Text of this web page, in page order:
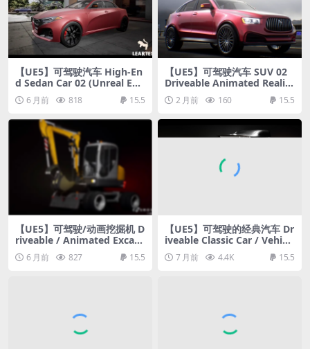
【UE5】可驾驶汽车 High-En
d Sedan Car 02 (Unreal Eng
ine)6 月前 818 15.5
【UE5】可驾驶汽车 SUV 02
Driveable Animated Realist
ic ( SUV Car Vehicle Cars Ve
hicles Drive )
2 月前 160 15.5
【UE5】可驾驶/动画挖掘机 D
riveable / Animated Excava
tor ( Material Variations )
6 月前 827 15.5
【UE5】可驾驶的经典汽车 Dr
iveable Classic Car / Vehicl
e (Rigged Customizable) (
Driveable Classic Car )
7 月前 4.4K 15.5